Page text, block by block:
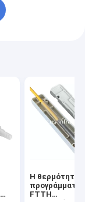
Η θερμότητα
FTTH